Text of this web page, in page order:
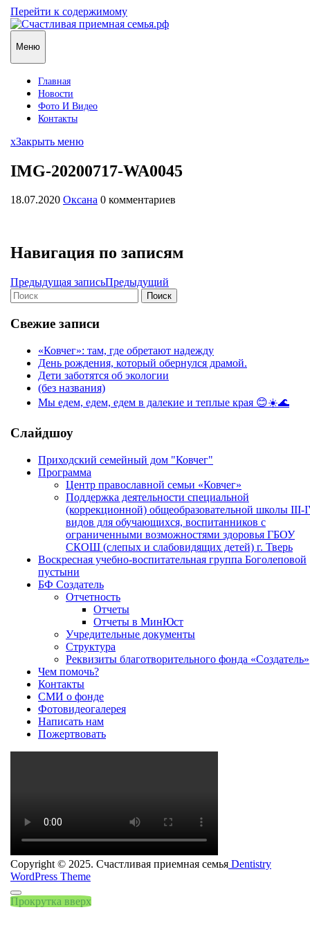
Перейти к содержимому
Меню
Главная
Новости
Фото И Видео
Контакты
xЗакрыть меню
IMG-20200717-WA0045
18.07.2020 Оксана 0 комментариев
Навигация по записям
Предыдущая записьПредыдущий
Поиск
Свежие записи
«Ковчег»: там, где обретают надежду
День рождения, который обернулся драмой.
Дети заботятся об экологии
(без названия)
Мы едем, едем, едем в далекие и теплые края 😊☀️🌊
Слайдшоу
Приходский семейный дом "Ковчег"
Программа
Центр православной семьи «Ковчег»
Поддержка деятельности специальной
(коррекционной) общеобразовательной школы III-
видов для обучающихся, воспитанников с
ограниченными возможностями здоровья ГБОУ
СКОШ (слепых и слабовидящих детей) г. Тверь
Воскресная учебно-воспитательная группа Боголеповой
пустыни
БФ Создатель
Отчетность
Отчеты
Отчеты в МинЮст
Учредительные документы
Структура
Реквизиты благотворительного фонда «Создатель»
Чем помочь?
Контакты
СМИ о фонде
Фотовидеогалерея
Написать нам
Пожертвовать
Copyright © 2025. Счастливая приемная семья Dentistry
WordPress Theme
Прокрутка вверх